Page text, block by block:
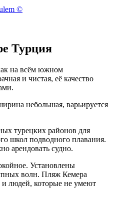
Турция
на всём южном
и чистая, её качество
небольшая, варьируется
турецких районов для
школ подводного плавания.
арендовать судно.
Установлены
волн. Пляж Кемера
и людей, которые не умеют